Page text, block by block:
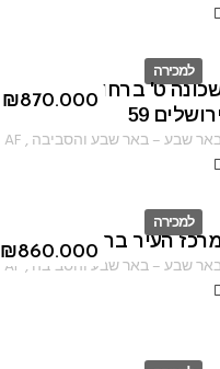
למכירה
ID
₪870.000
ט' ברחוב שדרות
59
שבע–באר שבע והסביבה ,
AF
למכירה
ID
₪860.000
העיר ברחוב גורדון
שבע–באר שבע והסביבה ,
AF